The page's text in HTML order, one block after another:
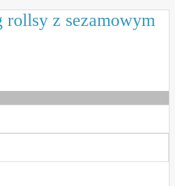
rollsy z sezamowym